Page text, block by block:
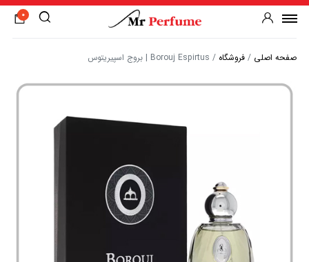
0
صفحه اصلی / فروشگاه / Borouj Espirtus | بروج اسپیریتوس